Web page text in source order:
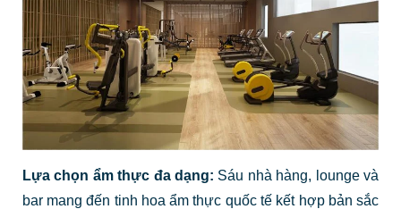
Lựa chọn ẩm thực đa dạng: Sáu nhà hàng, lounge và
bar mang đến tinh hoa ẩm thực quốc tế kết hợp bản sắc